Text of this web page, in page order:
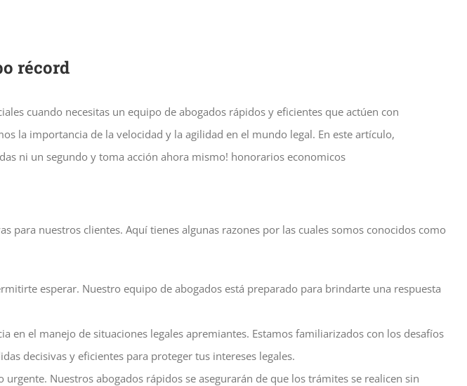
récord
cuando necesitas un equipo de abogados rápidos y eficientes que actúen con
la importancia de la velocidad y la agilidad en el mundo legal. En este artículo,
ni un segundo y toma acción ahora mismo! honorarios economicos
para nuestros clientes. Aquí tienes algunas razones por las cuales somos conocidos como
esperar. Nuestro equipo de abogados está preparado para brindarte una respuesta
en el manejo de situaciones legales apremiantes. Estamos familiarizados con los desafíos
decisivas y eficientes para proteger tus intereses legales.
urgente. Nuestros abogados rápidos se asegurarán de que los trámites se realicen sin